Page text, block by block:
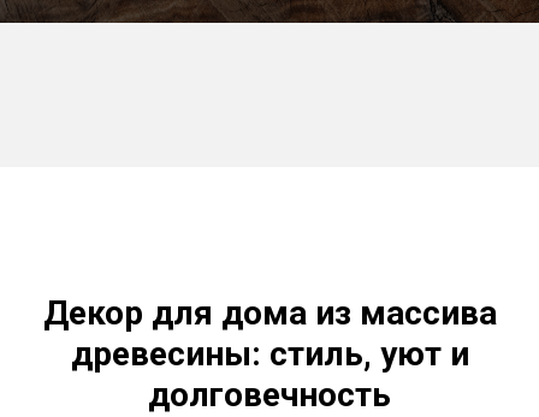
Декор для дома из массива
древесины: стиль, уют и
долговечность